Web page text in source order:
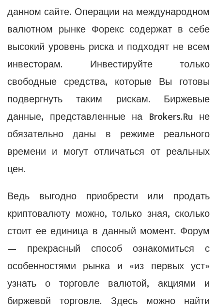
данном сайте. Операции на международном
валютном рынке Форекс содержат в себе
высокий уровень риска и подходят не всем
инвесторам. Инвестируйте только
свободные средства, которые Вы готовы
подвергнуть таким рискам. Биржевые
данные, представленные на Brokers.Ru не
обязательно даны в режиме реального
времени и могут отличаться от реальных
цен.
Ведь выгодно приобрести или продать
криптовалюту можно, только зная, сколько
стоит ее единица в данный момент. Форум
— прекрасный способ ознакомиться с
особенностями рынка и «из первых уст»
узнать о торговле валютой, акциями и
биржевой торговле. Здесь можно найти